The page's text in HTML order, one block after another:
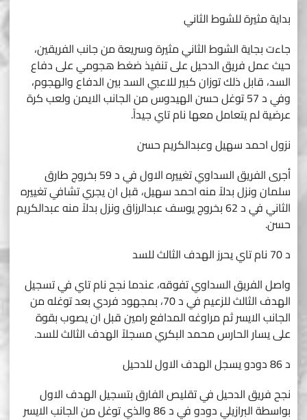
بداية مثيرة للشوط الثاني
جاءت بجاية الشوط الثاني مثيرة وسريعة من جانب الفريقين،
حيث عمل فريق الدحيل على تنفيذ ضغط هجومي على دفاع
السد، قابل ذلك توزان كبير للاعبي السد بين الدفاع والهجوم،
وفي د 57 توغل حسن الهيدوس من الجانب الايمن ولعب كرة
عرضية لم يتعامل معها نام تاي جيداً.
نزول احمد سهيل وعبدالكريم حسن
أجرى الفريق السداوي تغييره الاول في د 59 بخروج طارق
سلمان ونزل بدلاً منه احمد سهيل، قبل ان يجري تشافي تغييره
الثاني في د 62 بخروج يوسف عبدالرزاق ونزل بدلاً منه عبدالكريم
حسن.
د 70 نام تاي يحرز الهدف الثالث للسد
واصل الفريق السداوي تفوقه، عندما نجح نام تاي في تسجيل
الهدف الثالث للزعيم في د 70، بمجهود فردي بعد توغله من
الجانب الايسر ثم مراوغه المدافع رامين قبل ان يصوب بقوة
على يسار الحارس محمد البكري مسجلاً الهدف الثالث للسد.
د 86 دودو يسجل الهدف الاول للدحيل
نجح فريق الدحيل في تقليص الفارق بتسجيل الهدف الاول
بواسطة البرازيلي دودو في د 86 والذي توغل من الجانب الايسر